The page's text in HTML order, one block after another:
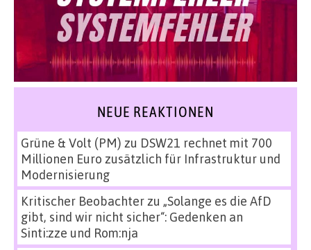
NEUE REAKTIONEN
Grüne & Volt (PM) zu DSW21 rechnet mit 700
Millionen Euro zusätzlich für Infrastruktur und
Modernisierung
Kritischer Beobachterzu „Solange es die AfD
gibt, sind wir nicht sicher“: Gedenken an
Sinti:zze und Rom:nja